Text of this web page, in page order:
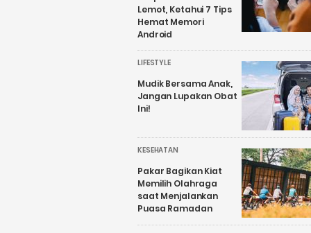
Lemot, Ketahui 7 Tips
Hemat Memori
Android
LIFESTYLE
Mudik Bersama Anak,
Jangan Lupakan Obat
Ini!
KESEHATAN
Pakar Bagikan Kiat
Memilih Olahraga
saat Menjalankan
Puasa Ramadan